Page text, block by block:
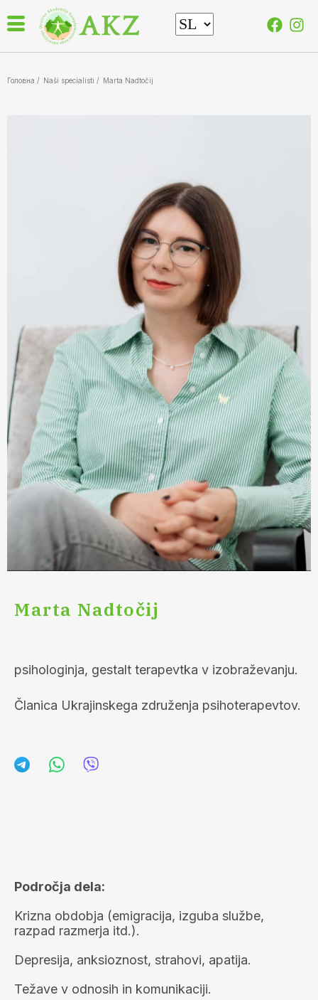
Головна / Naši specialisti / Marta Nadtočij
Marta Nadtočij
psihologinja, gestalt terapevtka v izobraževanju.
Članica Ukrajinskega združenja psihoterapevtov.
Področja dela:
Krizna obdobja (emigracija, izguba službe,
razpad razmerja itd.).
Depresija, anksioznost, strahovi, apatija.
Težave v odnosih in komunikaciji.